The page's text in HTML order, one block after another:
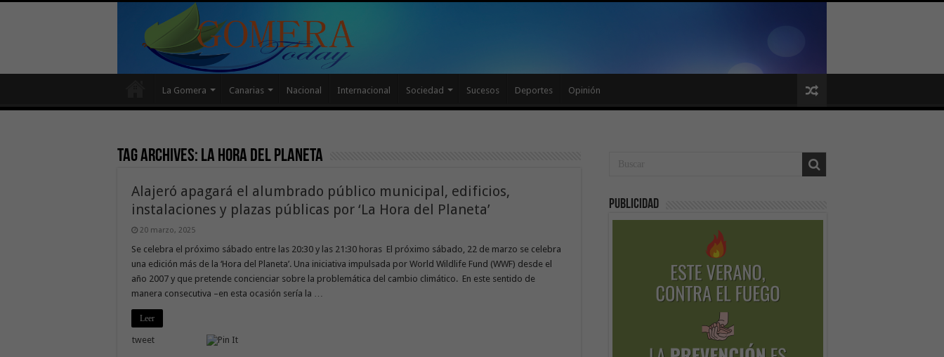
La Gomera Canarias Nacional Internacional Sociedad Sucesos Deportes Opinión
Tag Archives: La Hora del Planeta
Alajeró apagará el alumbrado público municipal, edificios,
instalaciones y plazas públicas por ‘La Hora del Planeta’
20 marzo, 2025
Se celebra el próximo sábado entre las 20:30 y las 21:30 horas El próximo sábado, 22 de marzo se celebra
una edición más de la ‘Hora del Planeta’. Una iniciativa impulsada por World Wildlife Fund (WWF) desde el
año 2007 y que pretende concienciar sobre la problemática del cambio climático. En este sentido de
manera consecutiva –en esta ocasión sería la …
Leer
tweet
Publicidad